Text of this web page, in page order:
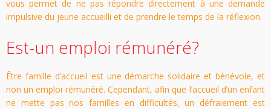
vous permet de ne pas répondre directement à une demande
impulsive du jeune accueilli et de prendre le temps de la réflexion.
Est-un emploi rémunéré?
Être famille d’accueil est une démarche solidaire et bénévole, et
non un emploi rémunéré. Cependant, afin que l’accueil d’un enfant
ne mette pas nos familles en difficultés, un défraiement est